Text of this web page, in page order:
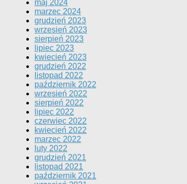
maj 2024
marzec 2024
grudzień 2023
wrzesień 2023
sierpień 2023
lipiec 2023
kwiecień 2023
grudzień 2022
listopad 2022
październik 2022
wrzesień 2022
sierpień 2022
lipiec 2022
czerwiec 2022
kwiecień 2022
marzec 2022
luty 2022
grudzień 2021
listopad 2021
październik 2021